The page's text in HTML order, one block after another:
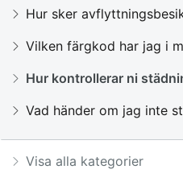
Hur sker
Vilken färgkod har jag i
Hur kontrollerar ni
Vad händer om jag inte
Visa alla kategorier